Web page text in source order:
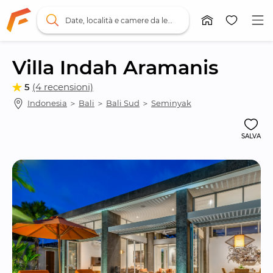
Villa Indah Aramanis
5 (4 recensioni)
Indonesia ＞ Bali ＞ Bali Sud ＞ Seminyak
SALVA